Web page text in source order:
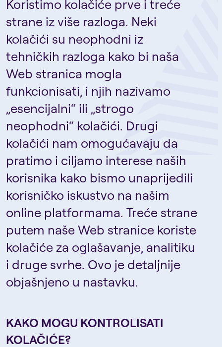
Koristimo kolačiće prve i treće
strane iz više razloga. Neki
kolačići su neophodni iz
tehničkih razloga kako bi naša
Web stranica mogla
funkcionisati, i njih nazivamo
„esencijalni“ ili „strogo
neophodni“ kolačići. Drugi
kolačići nam omogućavaju da
pratimo i ciljamo interese naših
korisnika kako bismo unaprijedili
korisničko iskustvo na našim
online platformama. Treće strane
putem naše Web stranice koriste
kolačiće za oglašavanje, analitiku
i druge svrhe. Ovo je detaljnije
objašnjeno u nastavku.
KAKO MOGU KONTROLISATI
KOLAČIĆE?